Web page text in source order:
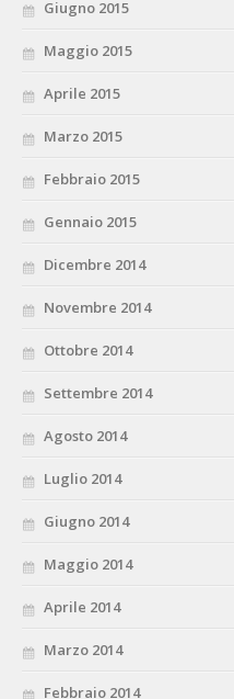
Giugno 2015
Maggio 2015
Aprile 2015
Marzo 2015
Febbraio 2015
Gennaio 2015
Dicembre 2014
Novembre 2014
Ottobre 2014
Settembre 2014
Agosto 2014
Luglio 2014
Giugno 2014
Maggio 2014
Aprile 2014
Marzo 2014
Febbraio 2014